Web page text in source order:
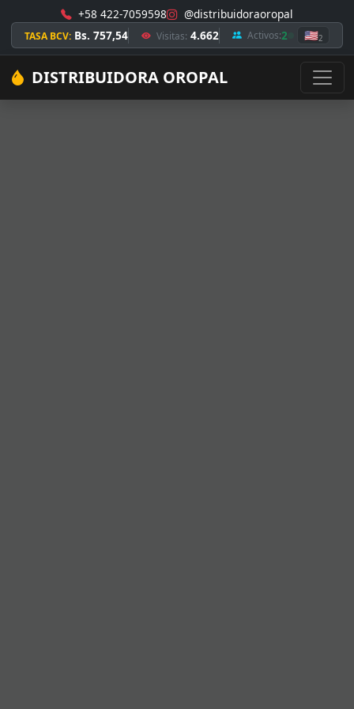
+58 422-7059598 @distribuidoraoropal
TASA BCV: Bs. 757,54 Visitas: 4.662 Activos:2 🇺🇸2
DISTRIBUIDORA OROPAL